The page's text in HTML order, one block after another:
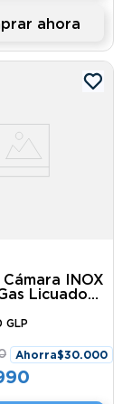
ahora
Cámara INOX
Licuado
GLP
Ahorra$30.000